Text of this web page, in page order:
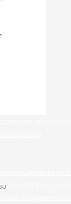
книг
современной